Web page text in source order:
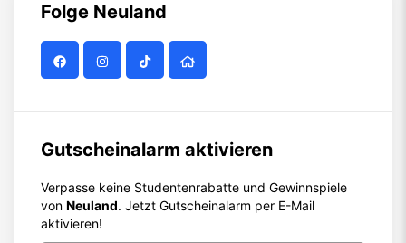
Folge Neuland
Gutscheinalarm aktivieren
Verpasse keine Studentenrabatte und Gewinnspiele
von Neuland. Jetzt Gutscheinalarm per E-Mail
aktivieren!